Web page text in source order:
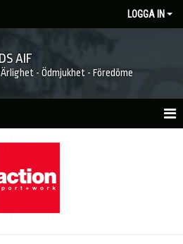
LOGGA IN
AIF
- Ödmjukhet - Föredöme